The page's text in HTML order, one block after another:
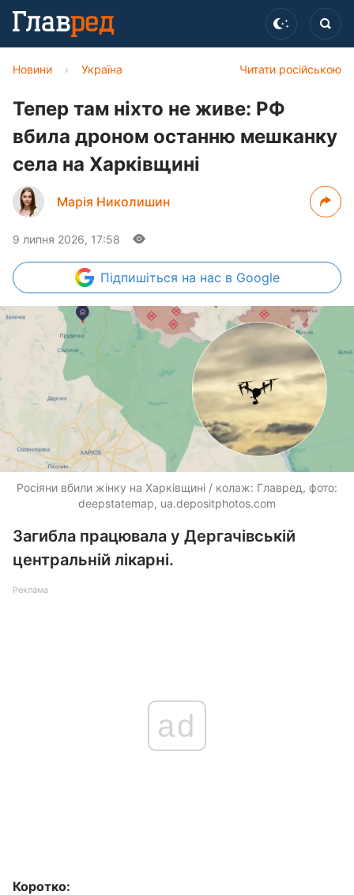
Читати російською
Новини › Україна
Тепер там ніхто не живе: РФ
вбила дроном останню мешканку
села на Харківщині
Марія Николишин
9 липня 2026, 17:58
Підпишіться на нас в Google
Росіяни вбили жінку на Харківщині / колаж: Главред, фото:
deepstatemap, ua.depositphotos.com
Загибла працювала у Дергачівській
центральній лікарні.
Реклама
ad
Коротко: